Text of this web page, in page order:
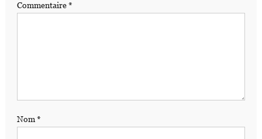
Commentaire*
Nom*